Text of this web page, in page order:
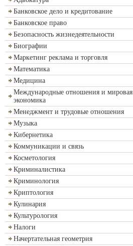
Банковское дело и кредитование
Банковское право
Безопасность жизнедеятельности
Биографии
Маркетинг реклама и торговля
Математика
Медицина
Международные отношения и мировая
экономика
Менеджмент и трудовые отношения
Музыка
Кибернетика
Коммуникации и связь
Косметология
Криминалистика
Криминология
Криптология
Кулинария
Культурология
Налоги
Начертательная геометрия